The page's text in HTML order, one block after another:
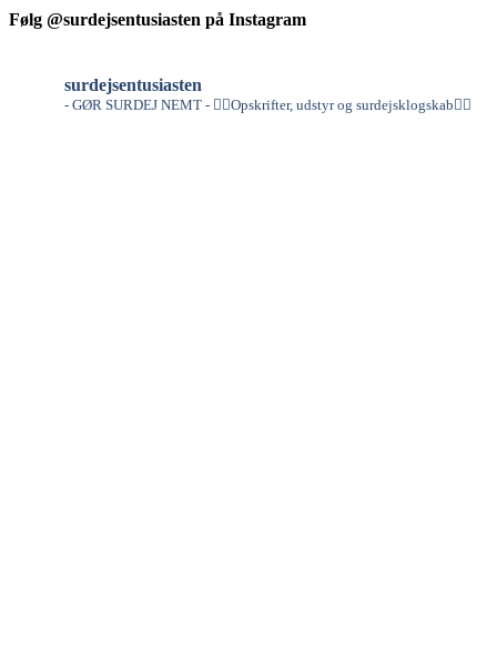
Følg @surdejsentusiasten på Instagram
surdejsentusiasten
- GØR SURDEJ NEMT - 👇🏻Opskrifter, udstyr og surdejsklogskab👇🏻